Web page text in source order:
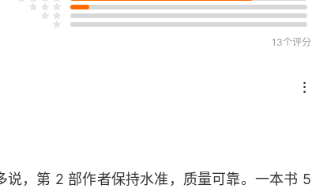
13个评分
，第 2 部作者保持水准，质量可靠。一本书 5